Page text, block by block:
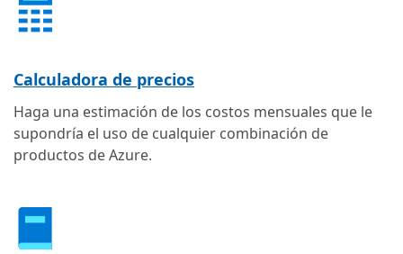
Calculadora de precios
Haga una estimación de los costos mensuales que le
supondría el uso de cualquier combinación de
productos de Azure.